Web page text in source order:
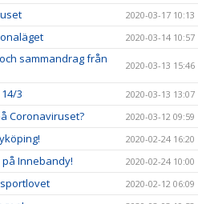
2020-03-17 10:13
2020-03-14 10:57
sammandrag från
2020-03-13 15:46
3 2020-03-13 13:07
Coronaviruset? 2020-03-12 09:59
2020-02-24 16:20
på Innebandy! 2020-02-24 10:00
2020-02-12 06:09